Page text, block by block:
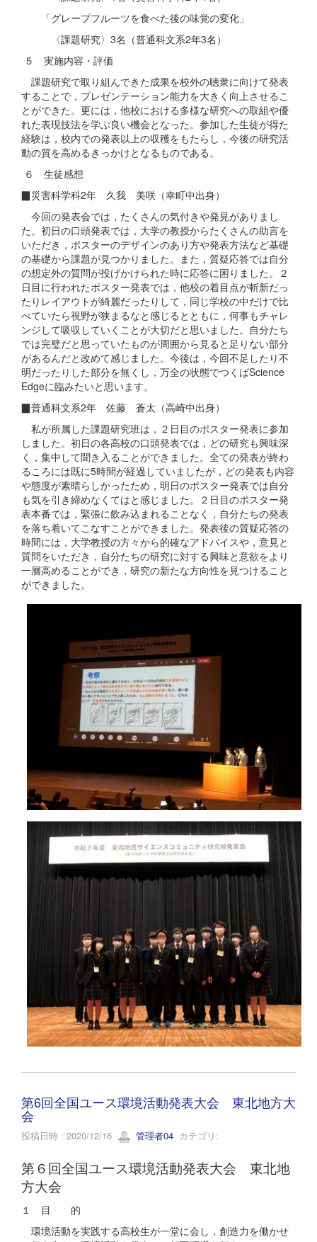
「グレープフルーツを食べた後の味覚の変化」
〈課題研究〉3名（普通科文系2年3名）
５ 実施内容・評価
課題研究で取り組んできた成果を校外の聴衆に向けて発表
することで，プレゼンテーション能力を大きく向上させるこ
とができた。更には，他校における多様な研究への取組や優
れた表現技法を学ぶ良い機会となった。参加した生徒が得た
経験は，校内での発表以上の収穫をもたらし，今後の研究活
動の質を高めるきっかけとなるものである。
６ 生徒感想
▉災害科学科2年 久我 美咲（幸町中出身）
今回の発表会では，たくさんの気付きや発見がありまし
た。初日の口頭発表では，大学の教授からたくさんの助言を
いただき，ポスターのデザインのあり方や発表方法など基礎
の基礎から課題が見つかりました。また，質疑応答では自分
の想定外の質問が投げかけられた時に応答に困りました。２
日目に行われたポスター発表では，他校の着目点が斬新だっ
たりレイアウトが綺麗だったりして，同じ学校の中だけで比
べていたら視野が狭まるなと感じるとともに，何事もチャレ
ンジして吸収していくことが大切だと思いました。自分たち
では完璧だと思っていたものが周囲から見ると足りない部分
があるんだと改めて感じました。今後は，今回不足したり不
明だったりした部分を無くし，万全の状態でつくばScience
Edgeに臨みたいと思います。
▉普通科文系2年 佐藤 蒼太（高崎中出身）
私が所属した課題研究班は，２日目のポスター発表に参加
しました。初日の各高校の口頭発表では，どの研究も興味深
く，集中して聞き入ることができました。全ての発表が終わ
るころには既に5時間が経過していましたが，どの発表も内容
や態度が素晴らしかったため，明日のポスター発表では自分
も気を引き締めなくてはと感じました。２日目のポスター発
表本番では，緊張に飲み込まれることなく，自分たちの発表
を落ち着いてこなすことができました。発表後の質疑応答の
時間には，大学教授の方々から的確なアドバイスや，意見と
質問をいただき，自分たちの研究に対する興味と意欲をより
一層高めることができ，研究の新たな方向性を見つけること
ができました。
第6回全国ユース環境活動発表大会 東北地方大
会
投稿日時 : 2020/12/16 管理者04 カテゴリ:
第６回全国ユース環境活動発表大会 東北地
方大会
１ 目 的
環境活動を実践する高校生が一堂に会し，創造力を働かせ